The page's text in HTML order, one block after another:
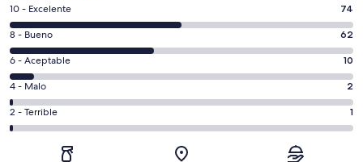
Puntuación
de
10,
es
decir,
Excelente.
Basada
en
10 - Excelente 74
Puntuación
de
8,
es
decir,
Bueno.
8 - Bueno 62
Puntuación
de
6,
es
decir,
Aceptable.
6 - Aceptable 10
Puntuación
de
4,
4 - Malo 2
Puntuación
de
2 - Terrible 1